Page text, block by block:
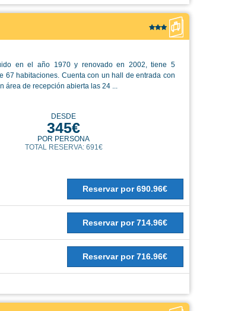
en el año 1970 y renovado en 2002, tiene 5
67 habitaciones. Cuenta con un hall de entrada con
área de recepción abierta las 24 ...
DESDE
345€
POR PERSONA
TOTAL RESERVA: 691€
Reservar por 690.96€
Reservar por 714.96€
Reservar por 716.96€